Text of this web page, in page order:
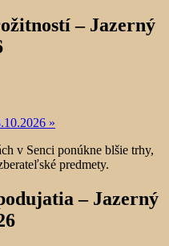
– Jazerný
»
– Jazerný